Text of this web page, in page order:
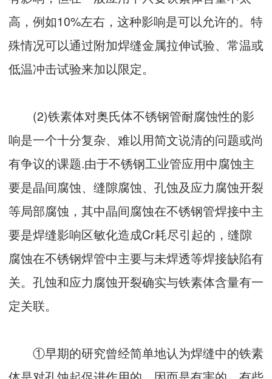
高，例如10%左右，这种影响是可以允许的。特
殊情况可以通过附加焊缝金属拉伸试验、常温或
低温冲击试验来加以限定。
(2)铁素体对奥氏体不锈钢管耐腐蚀性的影
响是一个十分复杂、难以用简文说清的问题或尚
有争议的课题.由于不锈钢工业管应用中腐蚀主
要是晶间腐蚀、缝隙腐蚀、孔蚀及应力腐蚀开裂
等局部腐蚀，其中晶间腐蚀在不锈钢管焊接中主
要是焊缝影响区敏化造成Cr耗尽引起的，缝隙
腐蚀在不锈钢焊管中主要与未焊透等焊接缺陷有
关。孔蚀和应力腐蚀开裂确实与铁素体含量有一
定关联。
①早期的研究曾经简单地认为焊缝中的铁素